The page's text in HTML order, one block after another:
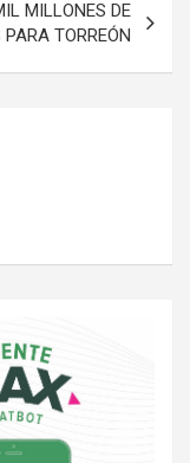
MILLONES DE
TORREÓN